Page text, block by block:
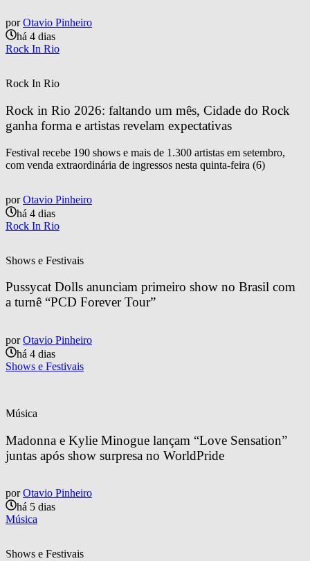
por Otavio Pinheiro
há 4 dias
Rock In Rio
Rock In Rio
Rock in Rio 2026: faltando um mês, Cidade do Rock
ganha forma e artistas revelam expectativas
Festival recebe 190 shows e mais de 1.300 artistas em setembro,
com venda extraordinária de ingressos nesta quinta-feira (6)
por Otavio Pinheiro
há 4 dias
Rock In Rio
Shows e Festivais
Pussycat Dolls anunciam primeiro show no Brasil com
a turnê “PCD Forever Tour”
por Otavio Pinheiro
há 4 dias
Shows e Festivais
Música
Madonna e Kylie Minogue lançam “Love Sensation”
juntas após show surpresa no WorldPride
por Otavio Pinheiro
há 5 dias
Música
Shows e Festivais